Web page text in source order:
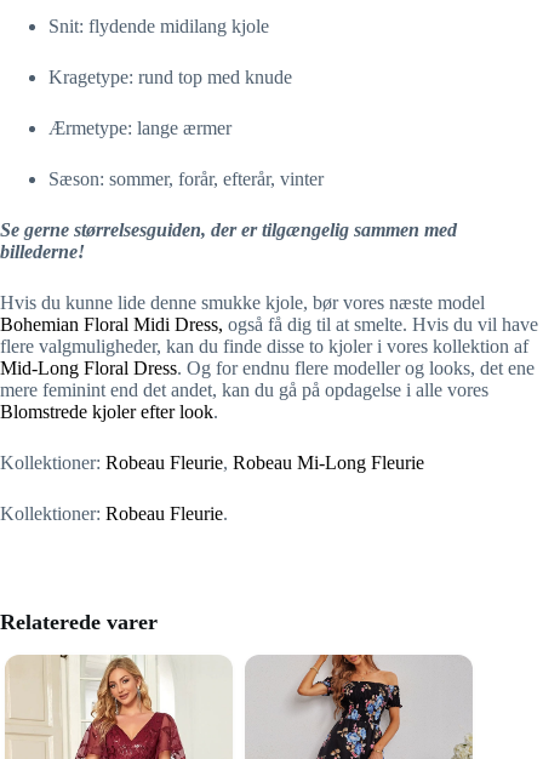
Snit: flydende midilang kjole
Kragetype: rund top med knude
Ærmetype: lange ærmer
Sæson: sommer, forår, efterår, vinter
Se gerne størrelsesguiden, der er tilgængelig sammen med
billederne!
Hvis du kunne lide denne smukke kjole, bør vores næste model
Bohemian Floral Midi Dress, også få dig til at smelte. Hvis du vil have
flere valgmuligheder, kan du finde disse to kjoler i vores kollektion af
Mid-Long Floral Dress. Og for endnu flere modeller og looks, det ene
mere feminint end det andet, kan du gå på opdagelse i alle vores
Blomstrede kjoler efter look.
Kollektioner: Robeau Fleurie, Robeau Mi-Long Fleurie
Kollektioner: Robeau Fleurie.
Relaterede varer